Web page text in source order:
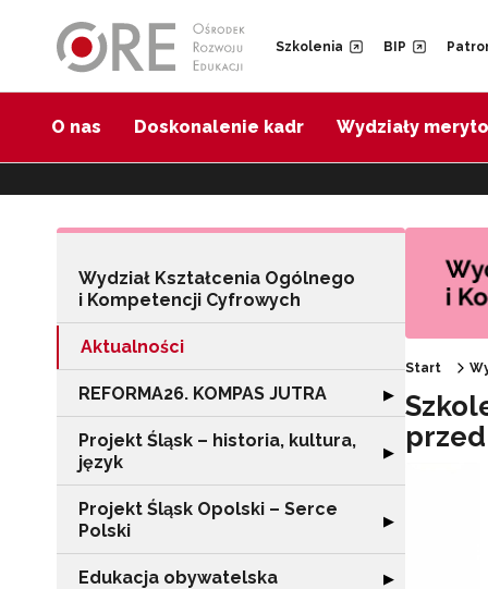
Szkolenia BIP
O nas Doskonalenie kadr Wydziały
Wydział Kształcenia Ogólnego
i Kompetencji Cyfrowych
Aktualności
REFORMA26. KOMPAS JUTRA Rozwiń sekcję
▶
Projekt Śląsk – historia, kultura,
język
Rozwiń sekcję
▶
Projekt Śląsk Opolski – Serce
Polski
Rozwiń sekcję
▶
Edukacja obywatelska Rozwiń sekcję
▶
Start